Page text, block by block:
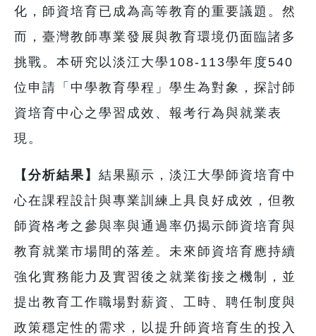
化，師資培育已成為高等教育的重要議題。然
而，臺灣教師專業發展與教育環境仍面臨諸多
挑戰。本研究以淡江大學108-113學年度540
位申請「中學教育學程」學生為對象，探討師
資培育中心之學習成效、報考行為與就業表
現。
【分析結果】 結果顯示，淡江大學師資培育中
心在課程設計與專業訓練上具良好成效，但教
師資格考之參與率與通過率仍揭示師資培育與
教育就業市場間的落差。未來師資培育應持續
強化實務能力及實習後之就業銜接之機制，並
提出教育工作職場對薪資、工時、聘任制度與
政策穩定性的需求，以提升師資培育生的投入